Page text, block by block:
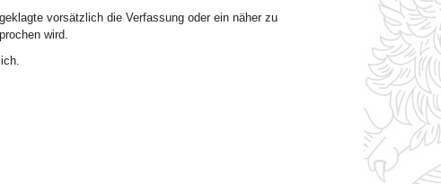
vorsätzlich die Verfassung oder ein näher zu
wird.